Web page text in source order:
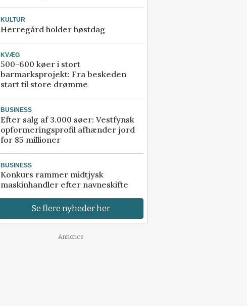
KULTUR
Herregård holder høstdag
KVÆG
500-600 køer i stort
barmarksprojekt: Fra beskeden
start til store drømme
BUSINESS
Efter salg af 3.000 søer: Vestfynsk
opformeringsprofil afhænder jord
for 85 millioner
BUSINESS
Konkurs rammer midtjysk
maskinhandler efter navneskifte
Se flere nyheder her
Annonce